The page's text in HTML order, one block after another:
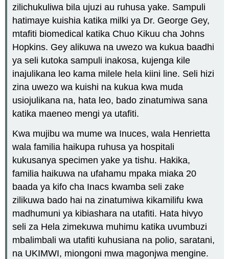
zilichukuliwa bila ujuzi au ruhusa yake. Sampuli
hatimaye kuishia katika milki ya Dr. George Gey,
mtafiti biomedical katika Chuo Kikuu cha Johns
Hopkins. Gey alikuwa na uwezo wa kukua baadhi
ya seli kutoka sampuli inakosa, kujenga kile
inajulikana leo kama milele hela kiini line. Seli hizi
zina uwezo wa kuishi na kukua kwa muda
usiojulikana na, hata leo, bado zinatumiwa sana
katika maeneo mengi ya utafiti.
Kwa mujibu wa mume wa Inuces, wala Henrietta
wala familia haikupa ruhusa ya hospitali
kukusanya specimen yake ya tishu. Hakika,
familia haikuwa na ufahamu mpaka miaka 20
baada ya kifo cha Inacs kwamba seli zake
zilikuwa bado hai na zinatumiwa kikamilifu kwa
madhumuni ya kibiashara na utafiti. Hata hivyo
seli za Hela zimekuwa muhimu katika uvumbuzi
mbalimbali wa utafiti kuhusiana na polio, saratani,
na UKIMWI, miongoni mwa magonjwa mengine.